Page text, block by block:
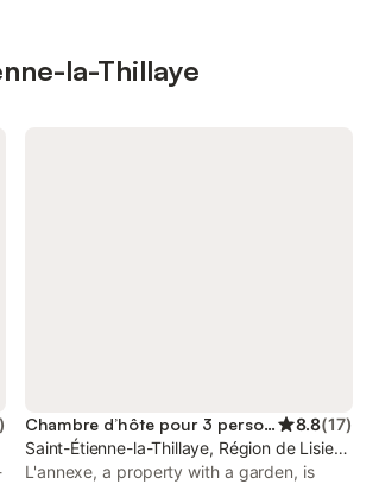
la-Thillaye
)
Chambre d’hôte pour 3 personnes 8.8(17)
Saint-Étienne-la-Thillaye, Région de Lisieux
L'annexe, a property with a garden, is